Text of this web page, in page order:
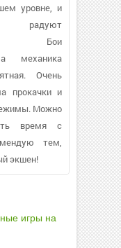
уровне, и
радуют
Бои
механика
Очень
прокачки и
Можно
время с
тем,
экшен!
игры на